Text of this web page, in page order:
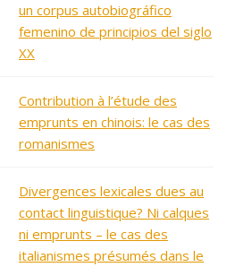
un corpus autobiográfico
femenino de principios del siglo
XX
Contribution à l’étude des
emprunts en chinois: le cas des
romanismes
Divergences lexicales dues au
contact linguistique? Ni calques
ni emprunts – le cas des
italianismes présumés dans le